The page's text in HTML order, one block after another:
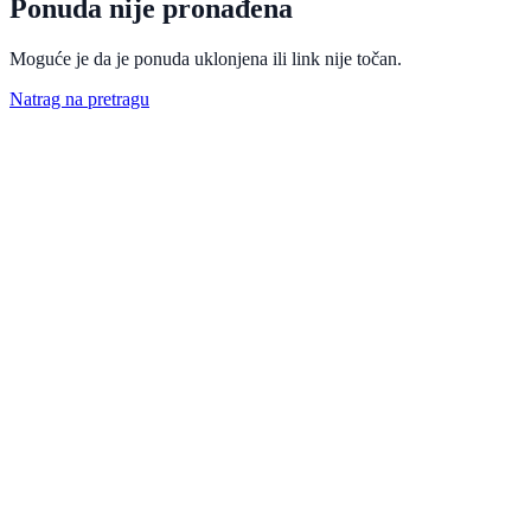
Ponuda nije pronađena
Moguće je da je ponuda uklonjena ili link nije točan.
Natrag na pretragu